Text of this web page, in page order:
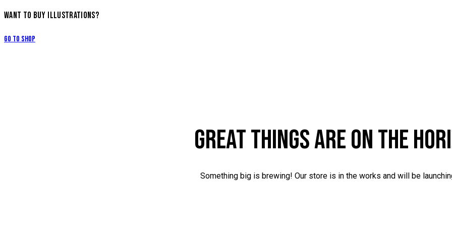
WANT TO BUY ILLUSTRATIONS?
Go to Shop
GREAT THINGS ARE ON THE
Something big is brewing! Our store is in the works and will be